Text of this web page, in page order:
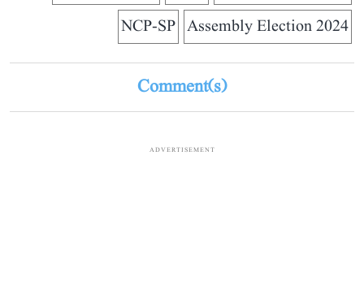
Assembly Election 2024
NCP-SP
Comment(s)
ADVERTISEMENT